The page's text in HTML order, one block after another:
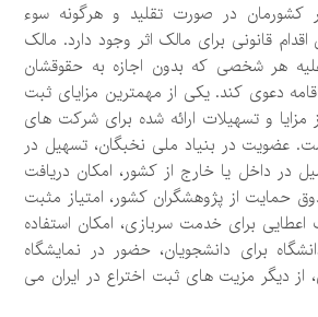
کشورمان در صورت تقلید و هرگونه سوء
اقدام قانونی برای مالک اثر وجود دارد. مالک
هر شخصی که بدون اجازه به حقوقشان
دعوی کند. یکی از مهمترین مزایای ثبت
مزایا و تسهیلات ارائه شده برای شرکت های
عضویت در بنیاد ملی نخبگان، تسهیل در
در داخل یا خارج از کشور، امکان دریافت
حمایت از پژوهشگران کشور، امتیاز مثبت
اعطایی برای خدمت سربازی، امکان استفاده
برای دانشجویان، حضور در نمایشگاه
از دیگر مزیت های ثبت اختراع در ایران می